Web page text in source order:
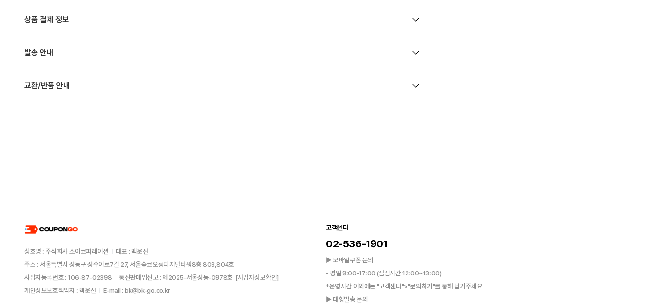
상품 결제 정보
발송 안내
교환/반품 안내
상호명 : 주식회사 소이코퍼레이션
대표 : 백운선
주소 : 서울특별시 성동구 성수이로7길 27, 서울숲코오롱디지털타워8층 803,804호
사업자등록번호 : 106-87-02398
통신판매업신고 : 제2025-서울성동-0978호 [사업자정보확인]
개인정보보호책임자 : 백운선
E-mail : bk@bk-go.co.kr
고객센터
02-536-1901
▶ 모바일쿠폰 문의
- 평일 9:00-17:00 (점심시간 12:00~13:00)
*운영시간 이외에는 "고객센터">"문의하기"를 통해 남겨주세요.
▶ 대행발송 문의